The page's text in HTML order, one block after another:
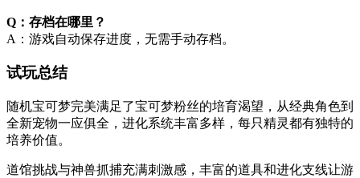
Q：存档在哪里？
A：游戏自动保存进度，无需手动存档。
试玩总结
随机宝可梦完美满足了宝可梦粉丝的培育渴望，从经典角色到
全新宠物一应俱全，进化系统丰富多样，每只精灵都有独特的
培养价值。
道馆挑战与神兽抓捕充满刺激感，丰富的道具和进化支线让游